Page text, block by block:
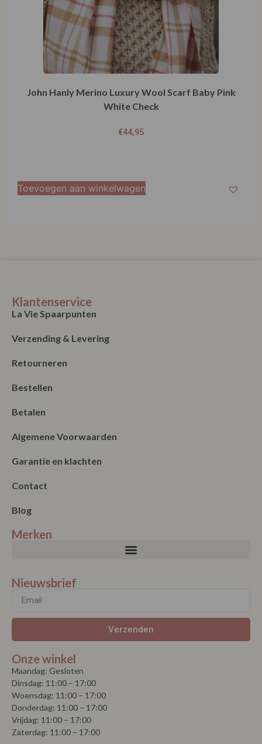
John Hanly Merino Luxury Wool Scarf Baby Pink
White Check
€44,95
Toevoegen aan winkelwagen
Klantenservice
La Vie Spaarpunten
Verzending & Levering
Retourneren
Bestellen
Betalen
Algemene Voorwaarden
Garantie en klachten
Contact
Blog
Merken
Nieuwsbrief
Verzenden
Onze winkel
Maandag: Gesloten
Dinsdag: 11:00 – 17:00
Woensdag: 11:00 – 17:00
Donderdag: 11:00 – 17:00
Vrijdag: 11:00 – 17:00
Zaterdag: 11:00 – 17:00